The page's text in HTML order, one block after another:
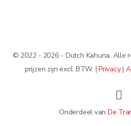
© 2022 - 2026 - Dutch Kahuna. Alle
prijzen zijn excl. BTW. |Privacy|
Onderdeel van De